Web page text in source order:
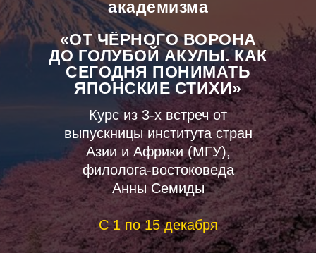
академизма
«ОТ ЧЁРНОГО ВОРОНА
ДО ГОЛУБОЙ АКУЛЫ. КАК
СЕГОДНЯ ПОНИМАТЬ
ЯПОНСКИЕ СТИХИ»
Курс из 3-х встреч от
выпускницы института стран
Азии и Африки (МГУ),
филолога-востоковеда
Анны Семиды
С 1 по 15 декабря